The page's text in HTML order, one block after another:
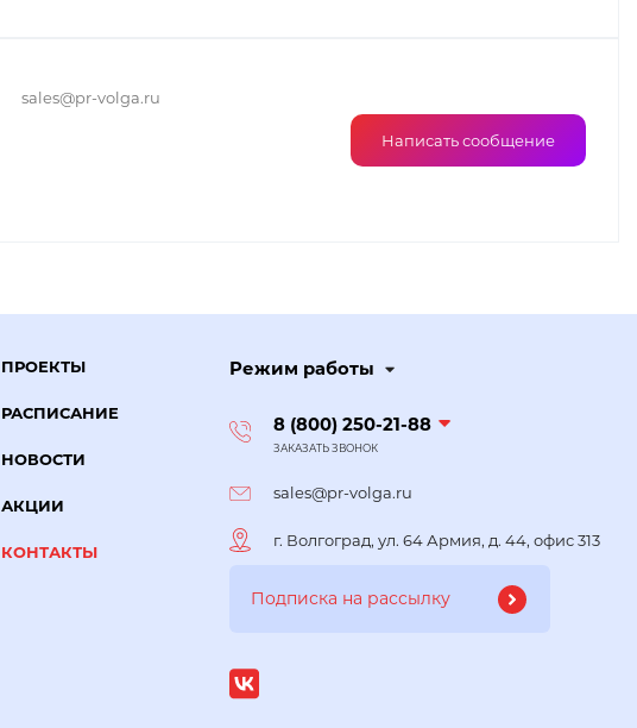
sales@pr-volga.ru
Написать сообщение
ПРОЕКТЫ
РАСПИСАНИЕ
НОВОСТИ
АКЦИИ
КОНТАКТЫ
Режим работы
8 (800) 250-21-88
ЗАКАЗАТЬ ЗВОНОК
sales@pr-volga.ru
г. Волгоград, ул. 64 Армия, д. 44, офис 313